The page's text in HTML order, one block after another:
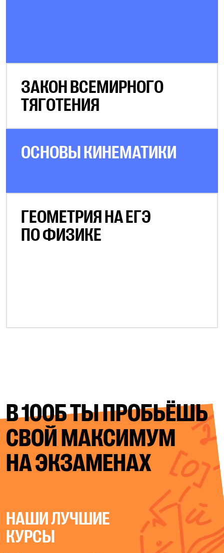
ЗАКОН ВСЕМИРНОГО
ТЯГОТЕНИЯ
ОСНОВЫ КИНЕМАТИКИ
ГЕОМЕТРИЯ НА ЕГЭ
ПО ФИЗИКЕ
В 100Б ТЫ ПРОБЬЁШЬ
СВОЙМАКСИМУМ
НА ЭКЗАМЕНАХ
НАШИ ЛУЧШИЕ
КУРСЫ